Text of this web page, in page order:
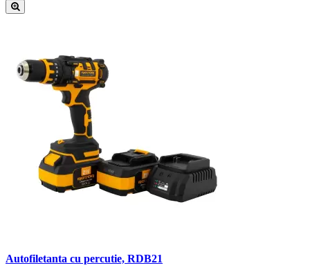
Autofiletanta cu percutie, RDB21